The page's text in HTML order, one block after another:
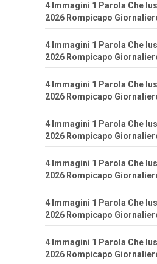
4 Immagini 1 Parola Che
2026 Rompicapo
4 Immagini 1 Parola Che
2026 Rompicapo
4 Immagini 1 Parola Che
2026 Rompicapo
4 Immagini 1 Parola Che
2026 Rompicapo
4 Immagini 1 Parola Che
2026 Rompicapo
4 Immagini 1 Parola Che
2026 Rompicapo
4 Immagini 1 Parola Che
2026 Rompicapo